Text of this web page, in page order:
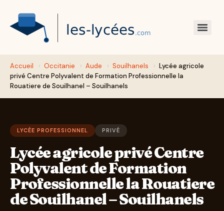
Accueil › Occitanie › Aude › Souilhanels › Lycée agricole
privé Centre Polyvalent de Formation Professionnelle la
Rouatiere de Souilhanel – Souilhanels
LYCÉE PROFESSIONNEL PRIVÉ
Lycée agricole privé Centre
Polyvalent de Formation
Professionnelle la Rouatiere
de Souilhanel – Souilhanels